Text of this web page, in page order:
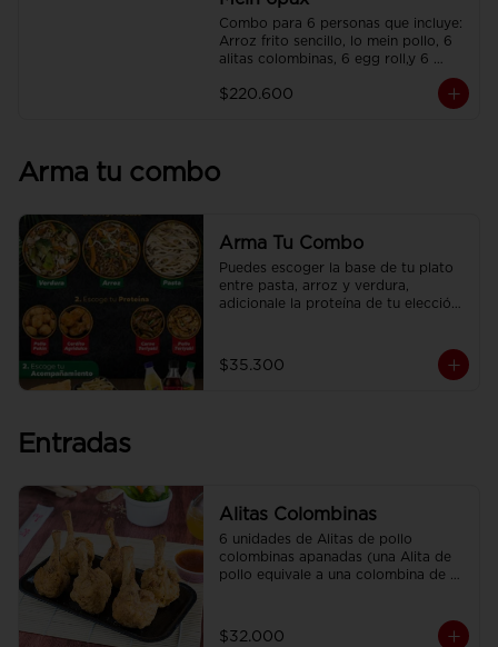
Combo para 6 personas que incluye:
Arroz frito sencillo, lo mein pollo, 6
alitas colombinas, 6 egg roll,y 6
individuales.
$220.600
Arma tu combo
Arma Tu Combo
Puedes escoger la base de tu plato
entre pasta, arroz y verdura,
adicionale la proteína de tu elección,
$35.300
Entradas
Alitas Colombinas
6 unidades de Alitas de pollo
colombinas apanadas (una Alita de
pollo equivale a una colombina de
$32.000